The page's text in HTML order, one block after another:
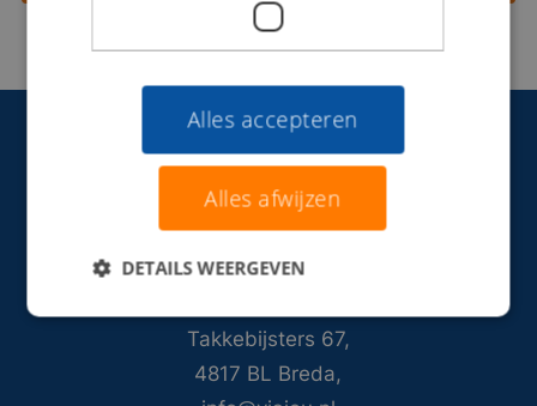
Takkebijsters 67,
4817 BL Breda,
Alles accepteren
Alles afwijzen
DETAILS WEERGEVEN